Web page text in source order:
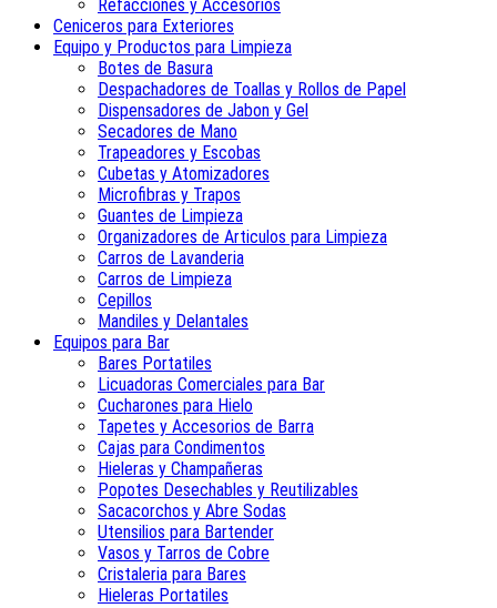
Refacciones y Accesorios
Ceniceros para Exteriores
Equipo y Productos para Limpieza
Botes de Basura
Despachadores de Toallas y Rollos de Papel
Dispensadores de Jabon y Gel
Secadores de Mano
Trapeadores y Escobas
Cubetas y Atomizadores
Microfibras y Trapos
Guantes de Limpieza
Organizadores de Articulos para Limpieza
Carros de Lavanderia
Carros de Limpieza
Cepillos
Mandiles y Delantales
Equipos para Bar
Bares Portatiles
Licuadoras Comerciales para Bar
Cucharones para Hielo
Tapetes y Accesorios de Barra
Cajas para Condimentos
Hieleras y Champañeras
Popotes Desechables y Reutilizables
Sacacorchos y Abre Sodas
Utensilios para Bartender
Vasos y Tarros de Cobre
Cristaleria para Bares
Hieleras Portatiles